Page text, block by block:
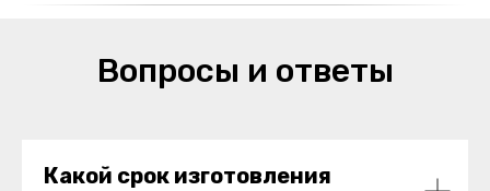
Вопросы и ответы
Какой срок изготовления